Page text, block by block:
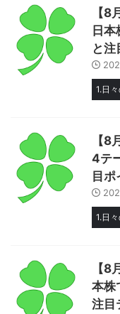
【8
日
と注
1.日
【8
4テ
目ポ
1.日
【8
本株
注目